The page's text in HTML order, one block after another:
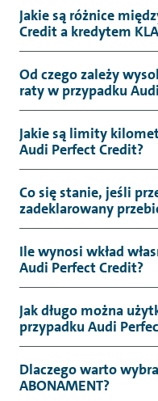
Jakie są różnice
Credit a kredytem
Od czego zależy
raty w przypadku
Jakie są limity
Audi Perfect Credit?
Co się stanie, jeśli
zadeklarowany
Ile wynosi wkład
Audi Perfect Credit?
Jak długo można
przypadku Audi
Dlaczego warto
ABONAMENT?